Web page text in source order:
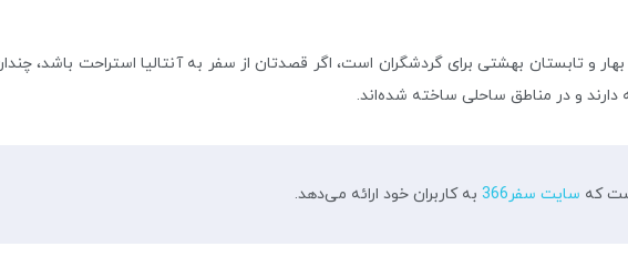
و تابستان بهشتی برای گردشگران است، اگر قصدتان از سفر به آنتالیا استراحت باشد،
دارند و در مناطق ساحلی ساخته شده‌اند.
که سایت سفر366 به کاربران خود ارائه می‌دهد.